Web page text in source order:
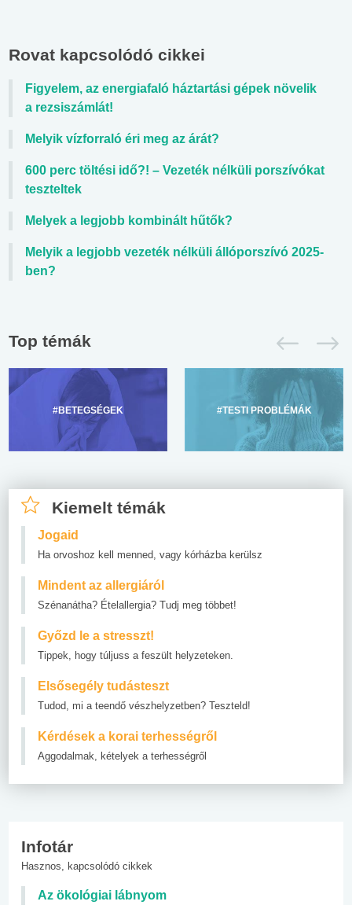
Rovat kapcsolódó cikkei
Figyelem, az energiafaló háztartási gépek növelik
a rezsiszámlát!
Melyik vízforraló éri meg az árát?
600 perc töltési idő?! – Vezeték nélküli porszívókat
teszteltek
Melyek a legjobb kombinált hűtők?
Melyik a legjobb vezeték nélküli állóporszívó 2025-
ben?
Top témák
#BETEGSÉGEK #TESTI PROBLÉMÁK
Kiemelt témák
Jogaid
Ha orvoshoz kell menned, vagy kórházba kerülsz
Mindent az allergiáról
Szénanátha? Ételallergia? Tudj meg többet!
Győzd le a stresszt!
Tippek, hogy túljuss a feszült helyzeteken.
Elsősegély tudásteszt
Tudod, mi a teendő vészhelyzetben? Teszteld!
Kérdések a korai terhességről
Aggodalmak, kételyek a terhességről
Infotár
Hasznos, kapcsolódó cikkek
Az ökológiai lábnyom